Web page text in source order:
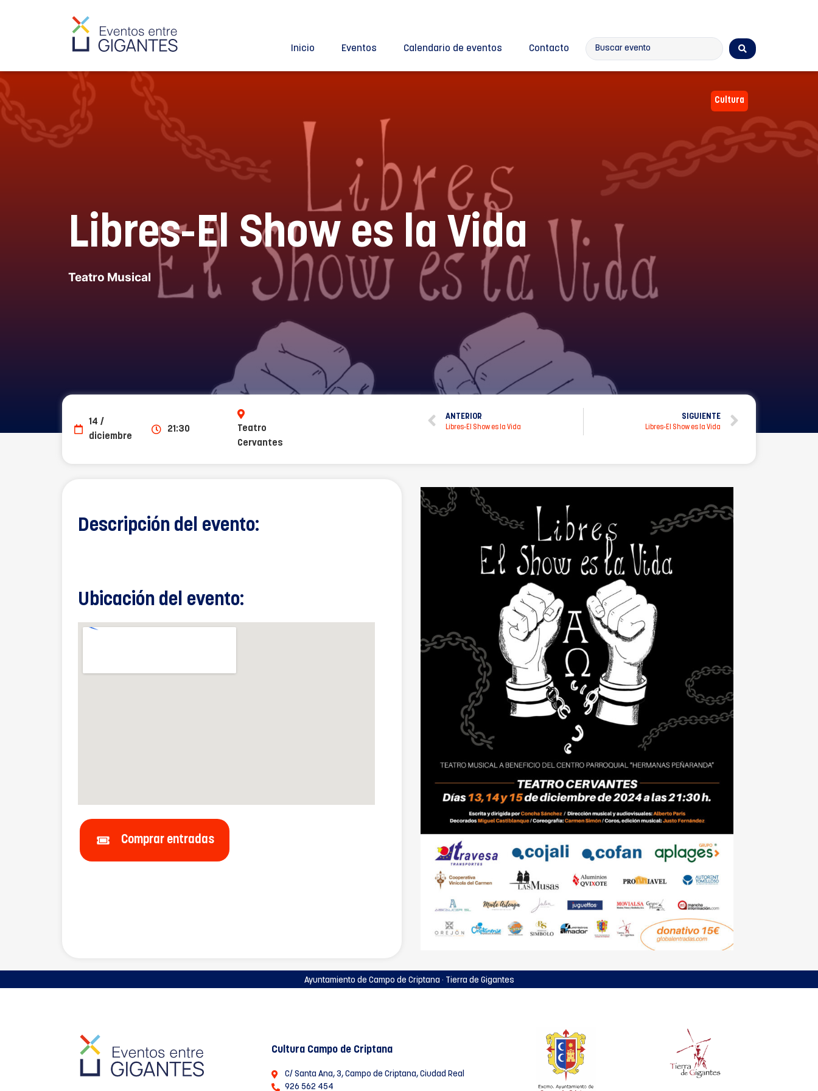
Inicio Eventos Calendario de eventos Contacto
Libres-El Show es la Vida
Teatro Musical
Cultura
14 /
diciembre
21:30
Teatro
Cervantes
ANTERIOR
Libres-El Show es la Vida
SIGUIENTE
Libres-El Show es la Vida
Descripción del evento:
Ubicación del evento:
Comprar entradas
Ayuntamiento de Campo de Criptana · Tierra de Gigantes
Cultura Campo de Criptana
C/ Santa Ana, 3, Campo de Criptana, Ciudad Real
926 562 454